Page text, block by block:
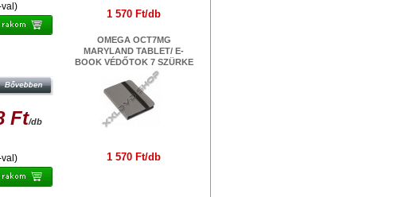
val)
Ft/db
val)
1 570 Ft/db
OMEGA OCT7MG
MARYLAND TABLET/ E-
BOOK VÉDŐTOK 7 SZÜRKE
1 570 Ft/db